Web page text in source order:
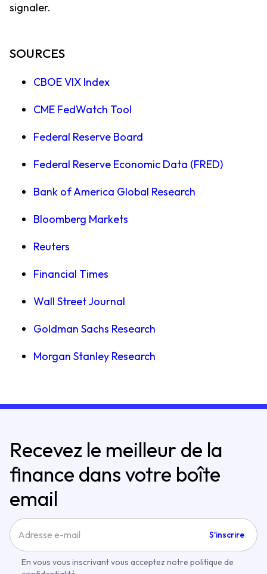
signaler.
SOURCES
CBOE VIX Index
CME FedWatch Tool
Federal Reserve Board
Federal Reserve Economic Data (FRED)
Bank of America Global Research
Bloomberg Markets
Reuters
Financial Times
Wall Street Journal
Goldman Sachs Research
Morgan Stanley Research
Recevez le meilleur de la
finance dans votre boîte
email
S'inscrire
En vous vous inscrivant vous acceptez notre politique de